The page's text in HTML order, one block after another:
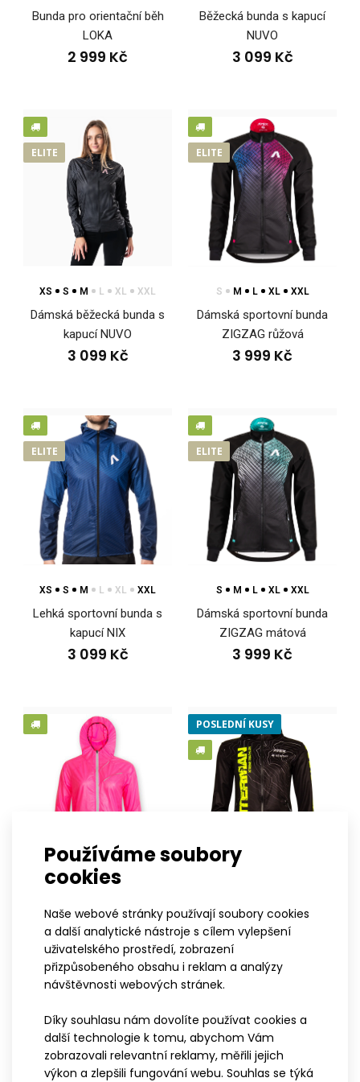
Používáme soubory
cookies
Naše webové stránky používají soubory cookies
a další analytické nástroje s cílem vylepšení
uživatelského prostředí, zobrazení
přizpůsobeného obsahu i reklam a analýzy
návštěvnosti webových stránek.
Díky souhlasu nám dovolíte používat cookies a
další technologie k tomu, abychom Vám
zobrazovali relevantní reklamy, měřili jejich
výkon a zlepšili fungování webu. Souhlas se týká
Bunda s kapucí NUVO
3 699 Kč
Lehká sportovní bunda s kapucí NUVOLehká sportovní bunda
s kapucí NUVO poskytuje všestran..
Bunda s kapucí WINTERMAN 2.0
3 499 Kč
Bunda pro orientační běh
LOKA
2 999 Kč
Běžecká bunda s kapucí
NUVO
3 099 Kč
ELITE
XS S M L XL XXL
Dámská běžecká bunda s
kapucí NUVO
3 099 Kč
ELITE
S M L XL XXL
Dámská sportovní bunda
ZIGZAG růžová
3 999 Kč
ELITE
XS S M L XL XXL
Lehká sportovní bunda s
kapucí NIX
3 099 Kč
ELITE
S M L XL XXL
Dámská sportovní bunda
ZIGZAG mátová
3 999 Kč
Dámská ultralehká větrovka
s kapucí MEI růžová
2 499 Kč
POSLEDNÍ KUSY
Dámská bunda s kapucí
WINTERMAN
2 999 Kč
POSLEDNÍ KUSY POSLEDNÍ KUSY